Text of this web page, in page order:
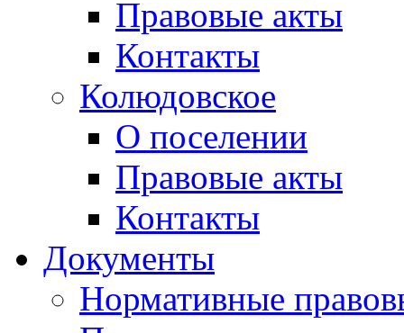
Правовые акты
Контакты
Колюдовское
О поселении
Правовые акты
Контакты
Документы
Нормативные